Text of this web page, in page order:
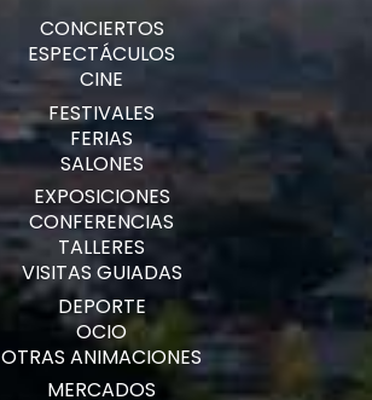
CONCIERTOS
ESPECTÁCULOS
CINE
FESTIVALES
FERIAS
SALONES
EXPOSICIONES
CONFERENCIAS
TALLERES
VISITAS GUIADAS
DEPORTE
OCIO
OTRAS ANIMACIONES
MERCADOS